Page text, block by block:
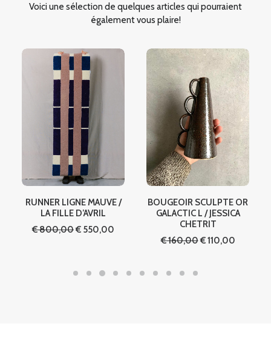
Voici une sélection de quelques articles qui pourraient
également vous plaire!
RUNNER LIGNE MAUVE /
LA FILLE D’AVRIL
€800,00Le
€ 800,00.
€ 550,00
€ 550,00.
BOUGEOIR SCULPTE OR
GALACTIC L / JESSICA
CHETRIT
€160,00Le
€110,00Le